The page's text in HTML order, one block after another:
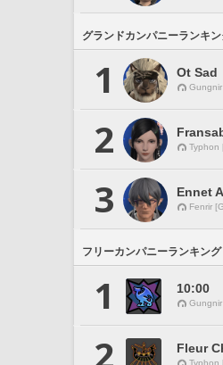
グランドカンパニーランキ
1 Ot Sad
2 Typhon
3 Ennet
Fenrir
フリーカンパニーランキング
1 10:00
2 Fleur
Typhon